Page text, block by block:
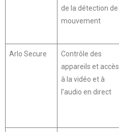
de la détection de
mouvement
Arlo Secure
Contrôle des
appareils et accès
à la vidéo et à
l’audio en direct